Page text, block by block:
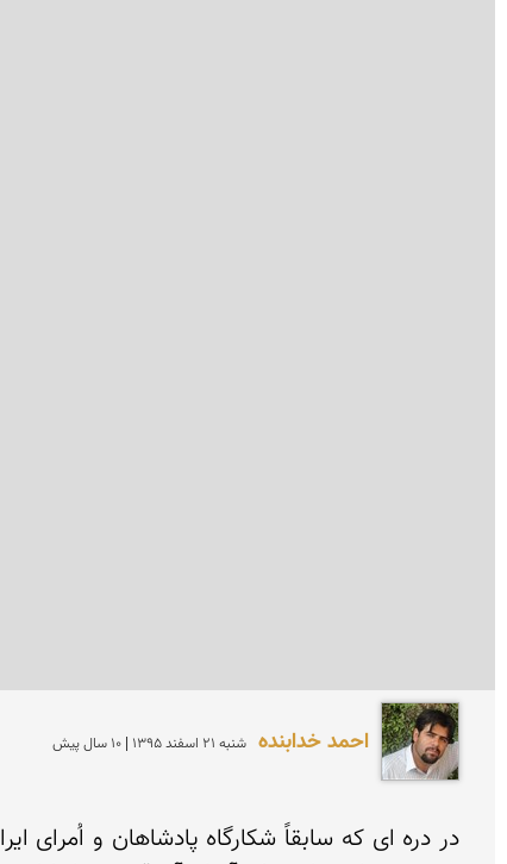
احمد خدابنده شنبه 21 اسفند 1395 | 10 سال پیش